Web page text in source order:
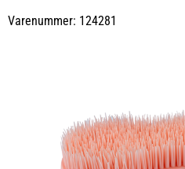
Varenummer: 124281